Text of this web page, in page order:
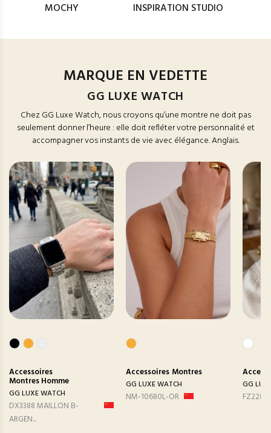
MOCHY INSPIRATION STUDIO
MARQUE EN VEDETTE
GG LUXE WATCH
Chez GG Luxe Watch, nous croyons qu’une montre ne doit pas
seulement donner l’heure : elle doit refléter votre personnalité et
accompagner vos instants de vie avec élégance. Anglais.
Accessoires
Montres Homme
GG LUXE WATCH
DX3388 MAILLON B-
ARGEN...
Accessoires Montres
GG LUXE WATCH
NM-10680L-OR
GG
FZ2282